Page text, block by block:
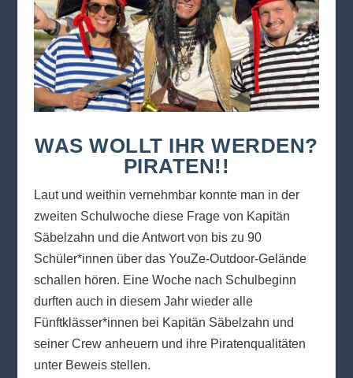
WAS WOLLT IHR WERDEN?
PIRATEN!!
Laut und weithin vernehmbar konnte man in der
zweiten Schulwoche diese Frage von Kapitän
Säbelzahn und die Antwort von bis zu 90
Schüler*innen über das YouZe-Outdoor-Gelände
schallen hören. Eine Woche nach Schulbeginn
durften auch in diesem Jahr wieder alle
Fünftklässer*innen bei Kapitän Säbelzahn und
seiner Crew anheuern und ihre Piratenqualitäten
unter Beweis stellen.